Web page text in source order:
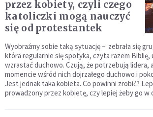
przez kobiety, czyli czego
katoliczki mogą nauczyć
się od protestantek
Wyobraźmy sobie taką sytuację – zebrała się
która regularnie się spotyka, czyta razem Biblię,
wzrastać duchowo. Czują, że potrzebują lidera,
momencie wśród nich dojrzałego duchowo i
Jest jednak taka kobieta. Co powinni zrobić?
prowadzony przez kobietę, czy lepiej żeby go w